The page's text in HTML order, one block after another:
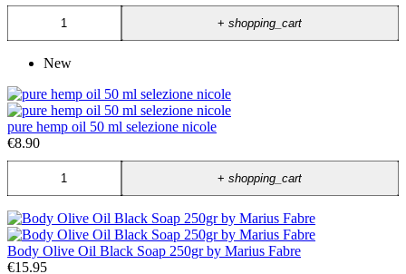
+shopping_cart
New
pure hemp oil 50 ml selezione nicole
€8.90
+shopping_cart
Body Olive Oil Black Soap 250gr by Marius Fabre
€15.95